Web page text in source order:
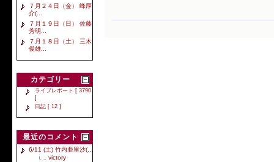
７月２４日（金） 峰厚
介(...
７月１９日（日） 佐藤
芳明...
７月１８日（土） 三木
俊雄...
カテゴリー
ライブレポート [ 3790
]
日記 [ 12 ]
最近のコメント
6/11 (土) 竹内亜里沙(...
victory